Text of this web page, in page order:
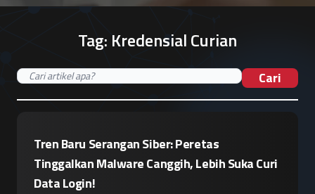
Tag: Kredensial Curian
Cari
Tren Baru Serangan Siber: Peretas
Tinggalkan Malware Canggih, Lebih Suka Curi
Data Login!